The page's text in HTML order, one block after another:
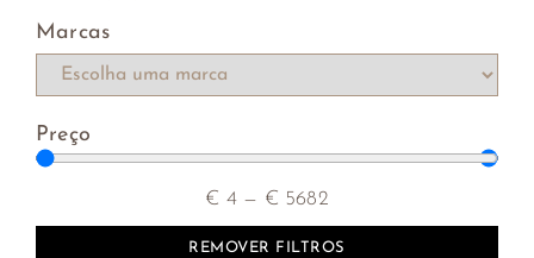
Marcas
Preço
€ 4 — € 5682
REMOVER FILTROS